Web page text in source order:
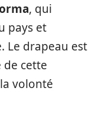
, qui
pays et
Le drapeau est
de cette
volonté